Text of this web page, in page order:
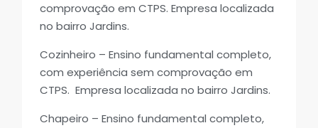
comprovação em CTPS. Empresa localizada
no bairro Jardins.
Cozinheiro – Ensino fundamental completo,
com experiência sem comprovação em
CTPS. Empresa localizada no bairro Jardins.
Chapeiro – Ensino fundamental completo,